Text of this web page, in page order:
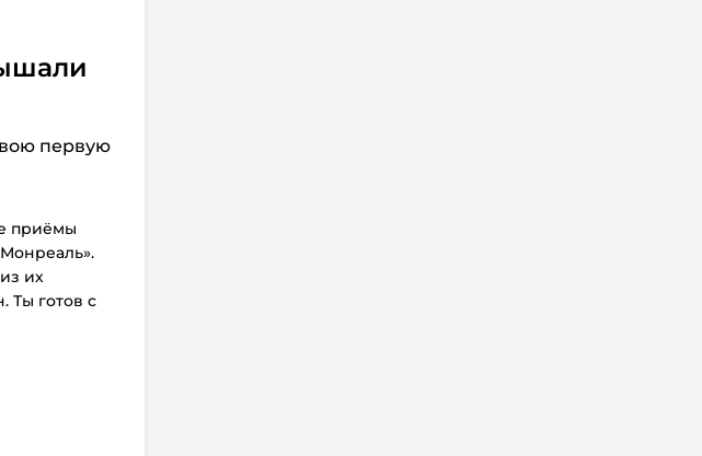
первую
приёмы
их
Ты готов с